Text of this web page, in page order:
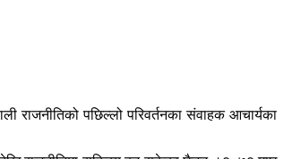
पछिल्लो परिवर्तनका संवाहक आचार्यका